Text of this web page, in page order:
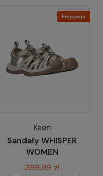
Promocja
Keen
Sandały WHISPER
WOMEN
399,99 zł